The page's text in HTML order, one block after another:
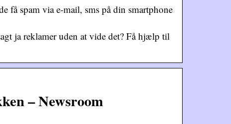
få spam via e-mail, sms på din smartphone
ja reklamer uden at vide det? Få hjælp til
– Newsroom